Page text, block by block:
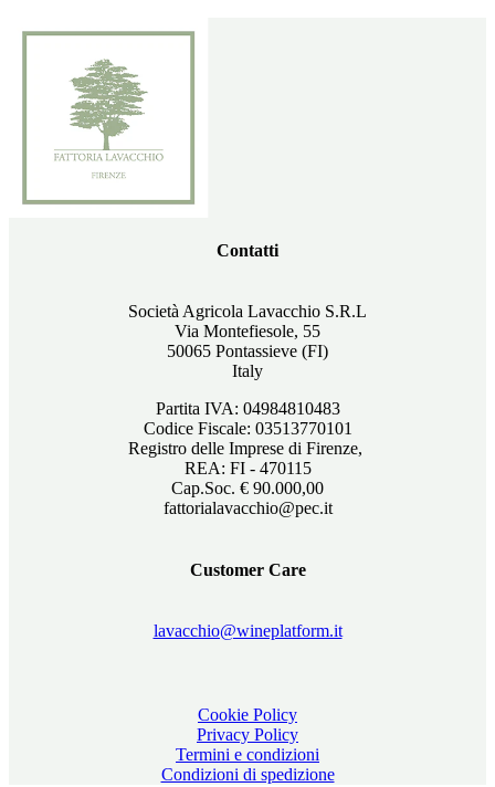
Contatti
Società Agricola Lavacchio S.R.L
Via Montefiesole, 55
50065 Pontassieve (FI)
Italy
Partita IVA: 04984810483
Codice Fiscale: 03513770101
Registro delle Imprese di Firenze,
REA: FI - 470115
Cap.Soc. € 90.000,00
fattorialavacchio@pec.it
Customer Care
lavacchio@wineplatform.it
Cookie Policy
Privacy Policy
Termini e condizioni
Condizioni di spedizione